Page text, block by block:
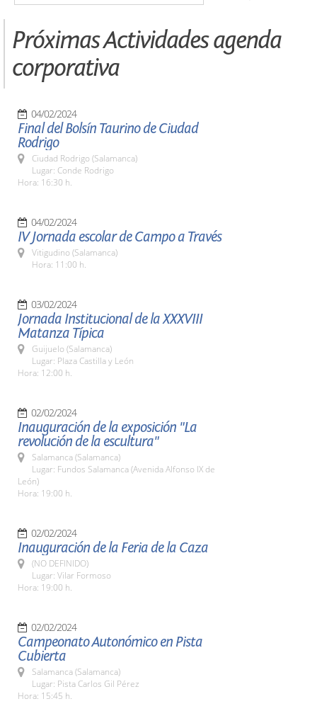
Próximas Actividades agenda
corporativa
04/02/2024
Final del Bolsín Taurino de Ciudad
Rodrigo
Ciudad Rodrigo (Salamanca)
Lugar: Conde Rodrigo
Hora: 16:30 h.
04/02/2024
IV Jornada escolar de Campo a Través
Vitigudino (Salamanca)
Hora: 11:00 h.
03/02/2024
Jornada Institucional de la XXXVIII
Matanza Típica
Guijuelo (Salamanca)
Lugar: Plaza Castilla y León
Hora: 12:00 h.
02/02/2024
Inauguración de la exposición "La
revolución de la escultura"
Salamanca (Salamanca)
Lugar: Fundos Salamanca (Avenida Alfonso IX de
León)
Hora: 19:00 h.
02/02/2024
Inauguración de la Feria de la Caza
(NO DEFINIDO)
Lugar: Vilar Formoso
Hora: 19:00 h.
02/02/2024
Campeonato Autonómico en Pista
Cubierta
Salamanca (Salamanca)
Lugar: Pista Carlos Gil Pérez
Hora: 15:45 h.